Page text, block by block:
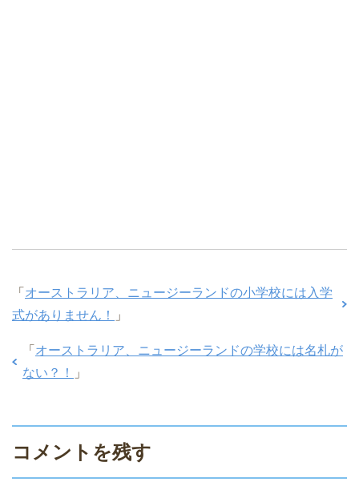
「 オーストラリア、ニュージーランドの小学校には入学
式がありません！
」
「 オーストラリア、ニュージーランドの学校には名札が
ない？！
」
コメントを残す